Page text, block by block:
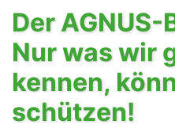
Der
Nur was wir
kennen,
schützen!